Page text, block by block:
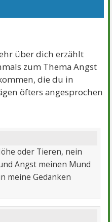
über dich erzählt
zum Thema Angst
die du in
öfters angesprochen
oder Tieren, nein
Angst meinen Mund
meine Gedanken